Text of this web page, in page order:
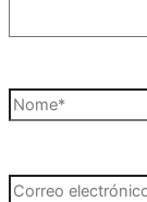
Nome*
Correo